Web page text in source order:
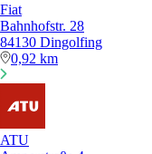
Fiat
Bahnhofstr. 28
84130 Dingolfing
0,92 km
ATU